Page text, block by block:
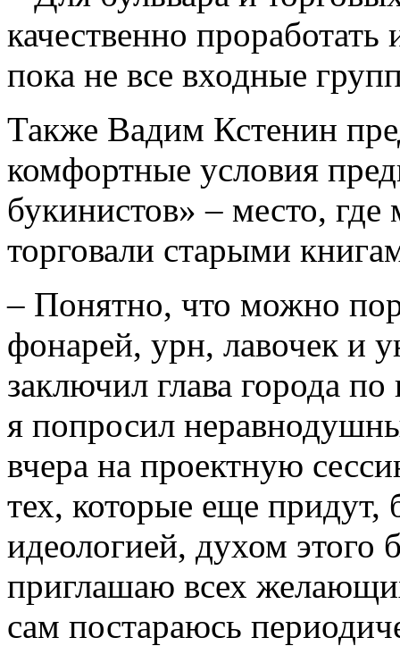
качественно
пока не все входные
Также Вадим Кстенин
комфортные условия
букинистов» – место, где
торговали старыми
– Понятно, что можно
фонарей, урн, лавочек и
заключил глава города
я попросил
вчера на проектную
тех, которые еще придут,
идеологией, духом
приглашаю всех
сам постараюсь